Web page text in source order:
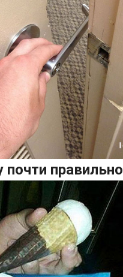
почти правильно